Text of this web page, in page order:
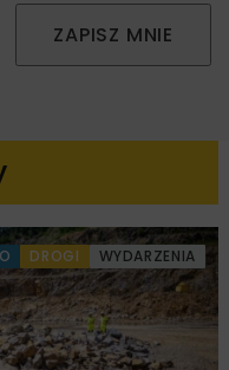
ZAPISZ MNIE
DROGI WYDARZENIA